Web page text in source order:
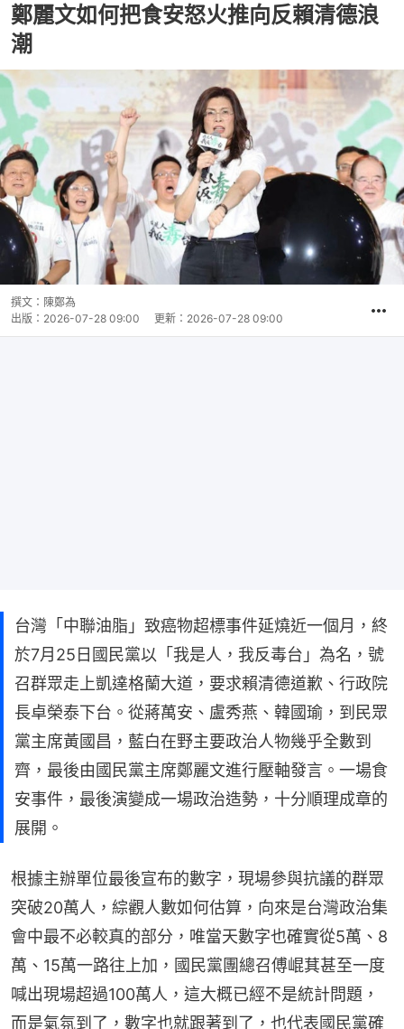
鄭麗文如何把食安怒火推向反賴清德浪
潮
撰文： 陳鄭為
出版： 2026-07-28 09:00 更新： 2026-07-28 09:00
台灣「中聯油脂」致癌物超標事件延燒近一個月，終
於7月25日國民黨以「我是人，我反毒台」為名，號
召群眾走上凱達格蘭大道，要求賴清德道歉、行政院
長卓榮泰下台。從蔣萬安、盧秀燕、韓國瑜，到民眾
黨主席黃國昌，藍白在野主要政治人物幾乎全數到
齊，最後由國民黨主席鄭麗文進行壓軸發言。一場食
安事件，最後演變成一場政治造勢，十分順理成章的
展開。
根據主辦單位最後宣布的數字，現場參與抗議的群眾
突破20萬人，綜觀人數如何估算，向來是台灣政治集
會中最不必較真的部分，唯當天數字也確實從5萬、8
萬、15萬一路往上加，國民黨團總召傅崐萁甚至一度
喊出現場超過100萬人，這大概已經不是統計問題，
而是氣氛到了，數字也就跟著到了，也代表國民黨確